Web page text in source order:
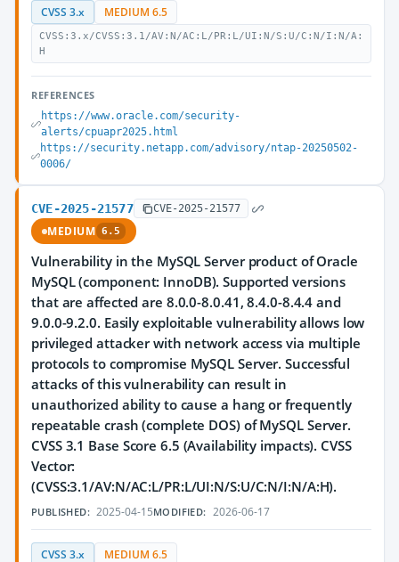
CVSS 3.x MEDIUM 6.5
CVSS:3.x/CVSS:3.1/AV:N/AC:L/PR:L/UI:N/S:U/C:N/I:N/A:
H
REFERENCES
https://www.oracle.com/security-
alerts/cpuapr2025.html
https://security.netapp.com/advisory/ntap-20250502-
0006/
CVE-2025-21577 CVE-2025-21577
MEDIUM 6.5
Vulnerability in the MySQL Server product of Oracle
MySQL (component: InnoDB). Supported versions
that are affected are 8.0.0-8.0.41, 8.4.0-8.4.4 and
9.0.0-9.2.0. Easily exploitable vulnerability allows low
privileged attacker with network access via multiple
protocols to compromise MySQL Server. Successful
attacks of this vulnerability can result in
unauthorized ability to cause a hang or frequently
repeatable crash (complete DOS) of MySQL Server.
CVSS 3.1 Base Score 6.5 (Availability impacts). CVSS
Vector:
(CVSS:3.1/AV:N/AC:L/PR:L/UI:N/S:U/C:N/I:N/A:H).
PUBLISHED: 2025-04-15MODIFIED: 2026-06-17
CVSS 3.x MEDIUM 6.5